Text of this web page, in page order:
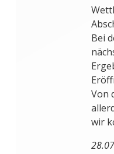
Bei
Von
wir